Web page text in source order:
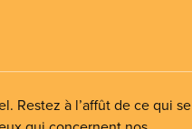
Restez à l’affût de ce qui se